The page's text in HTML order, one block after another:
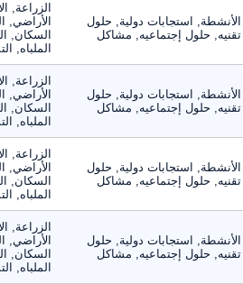
الأنشطة, استجابات دولية, حلول
تقنيه, حلول إجتماعيه, مشاكل
الزراعة,
الأراضي,
السكان,
الملباه,
الأنشطة, استجابات دولية, حلول
تقنيه, حلول إجتماعيه, مشاكل
الزراعة,
الأراضي,
السكان,
الملباه,
الأنشطة, استجابات دولية, حلول
تقنيه, حلول إجتماعيه, مشاكل
الزراعة,
الأراضي,
السكان,
الملباه,
الأنشطة, استجابات دولية, حلول
تقنيه, حلول إجتماعيه, مشاكل
الزراعة,
الأراضي,
السكان,
الملباه,